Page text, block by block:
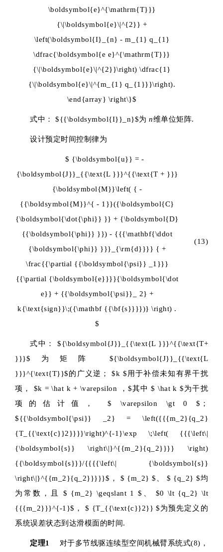
\boldsymbol{e}^{\mathrm{T}}}
{\|\boldsymbol{e}\|^{2}} +
\left(\boldsymbol{I}_{n} - m_{1} q_{1}
\dfrac{\boldsymbol{e e}^{\mathrm{T}}}
{\|\boldsymbol{e}\|^{2}}\right) \dfrac{1}
{\|\boldsymbol{e}\|^{m_{1} q_{1}}}\right).
\end{array} \right\}$
式中： ${{\boldsymbol{I}}_n}$为 n维单位矩阵.
设计预定时间控制律为
$ {\boldsymbol{u}} = -
{\boldsymbol{J}}_{{\text{L }}}^{{\text{T + }}}
{\boldsymbol{M}}\left( { -
{{\boldsymbol{M}}^{ - 1}}({\boldsymbol{C}
{\boldsymbol{\dot{\phi}} }} + {\boldsymbol{D}
{{\boldsymbol{\phi}} }}) - {{{\mathbf{\ddot
{\boldsymbol{\phi}} }}}_{\rm{d}}}} { +
\frac{{\partial {{\boldsymbol{\psi}} _1}}}
{{\partial {\boldsymbol{e}}}}{\boldsymbol{\dot
e}} + {{\boldsymbol{\psi}}_ 2} +
k{\text{sign}}\;({\mathbf {{\bf{s}}}})} \right) .
$
(13)
式中： ${\boldsymbol{J}}_{{\text{L }}}^{{\text{T+
}}}$ 为矩阵 ${\boldsymbol{J}}_{{\text{L
}}}^{\text{T}}$的广义逆；$k $ 用于补偿未知有界干扰
项， $k = \hat k + \varepsilon ，$其中$ \hat k $为干扰
项的估计值，$ \varepsilon \gt 0 $ ；
${{\boldsymbol{\psi}} _2} = \left({{{m_2}{q_2}
{T_{{\text{c}}2}}}}\right)^{-1}\exp \;\left( {{{\left\|
{\boldsymbol{s}} \right\|}^{{m_2}{q_2}}}} \right)
{{\boldsymbol{s}}}/{{{{\left\| {\boldsymbol{s}}
\right\|}^{{m_2}{q_2}}}}}$ ， $ {m_2} $ $ {q_2} $均
为常数，且 $ {m_2} \geqslant 1 $
$0 \lt {q_2} \lt
{{{m_2}}}^{-1}$ ，$ {T_{{\text{c}}2}} $为预先定义的
系统误差状态到达滑模面的时间.
定理1
对于多节线驱连续型空间机械臂系统式(8)，